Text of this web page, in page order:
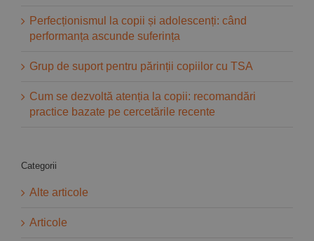
Perfecționismul la copii și adolescenți: când
performanța ascunde suferința
Grup de suport pentru părinții copiilor cu TSA
Cum se dezvoltă atenția la copii: recomandări
practice bazate pe cercetările recente
Categorii
Alte articole
Articole